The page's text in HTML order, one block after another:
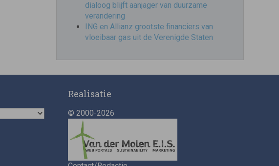
dialoog blijft aanjager van duurzame
verandering
ING en Allianz grootste financiers van
vloeibaar gas uit de Verenigde Staten
Realisatie
© 2000-2026